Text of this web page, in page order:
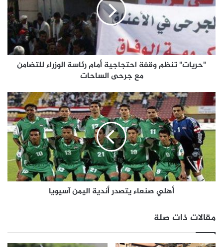
"حريات" تنظم وقفة احتجاجية أمام رئاسة الوزراء للتضامن
مع جرحى الساحات
أهلي صنعاء يتصدر أندية اليمن آسيويا
مقالات ذات صلة